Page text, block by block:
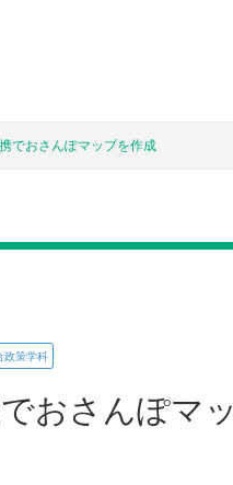
でおさんぽマップを作成
政策学科
おさんぽマッ